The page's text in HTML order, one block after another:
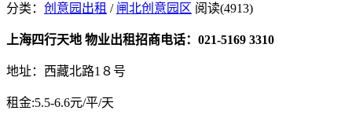
分类： 创意园出租 / 闸北创意园区 阅读(4913)
上海四行天地 物业出租招商电话：021-5169 3310
地址：西藏北路1８号
租金:5.5-6.6元/平/天